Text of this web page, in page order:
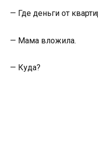
— Где деньги от
— Мама вложила.
— Куда?